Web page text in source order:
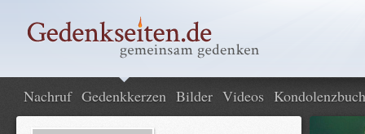
Nachruf Gedenkkerzen Bilder Videos Kondolenzbuch